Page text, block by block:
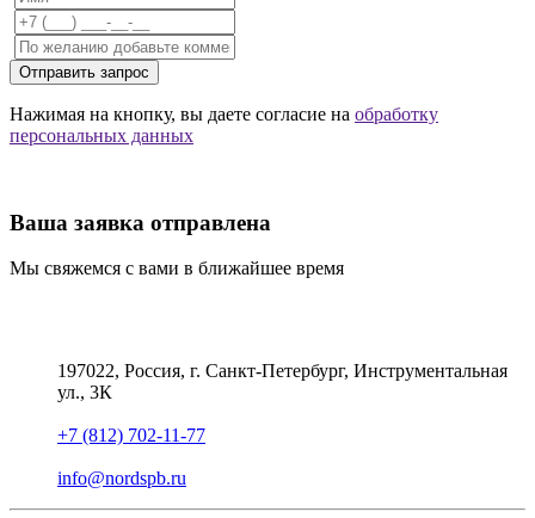
Отправить запрос
Нажимая на кнопку, вы даете согласие на обработку
персональных данных
Ваша заявка отправлена
Мы свяжемся с вами в ближайшее время
197022, Россия, г. Санкт-Петербург, Инструментальная
ул., 3К
+7 (812) 702-11-77
info@nordspb.ru